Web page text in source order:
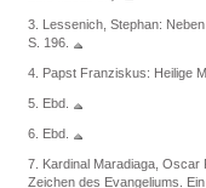
3. Lessenich, Stephan:
S. 196.
4. Papst Franziskus: Heilige
5. Ebd.
6. Ebd.
7. Kardinal Maradiaga,
Zeichen des Evangeliums.